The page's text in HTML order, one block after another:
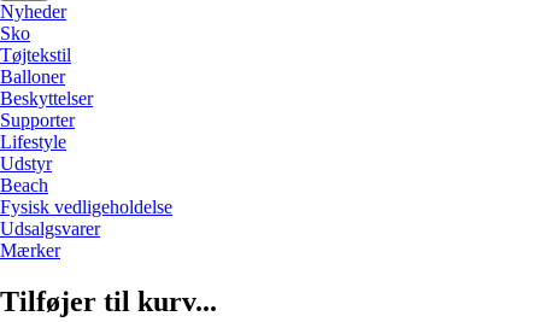
Nyheder
Sko
Tøjtekstil
Balloner
Beskyttelser
Supporter
Lifestyle
Udstyr
Beach
Fysisk vedligeholdelse
Udsalgsvarer
Mærker
Tilføjer til kurv...